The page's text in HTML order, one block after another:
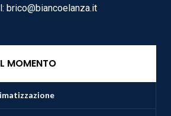
brico@biancoelanza.it
MOMENTO